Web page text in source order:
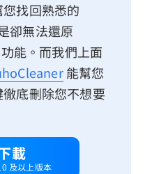
找回熟悉的
卻無法還原
能。而我們上面
能幫您
底刪除您不想要
載
及以上版本